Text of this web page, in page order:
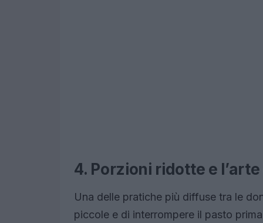
4. Porzioni ridotte e
Una delle pratiche più diffuse tra le
piccole e di interrompere il pasto